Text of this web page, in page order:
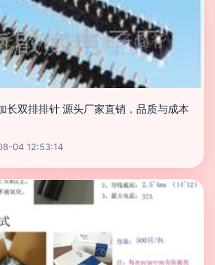
长双排排针 源头厂家直销，品质与成本
04 12:53:14